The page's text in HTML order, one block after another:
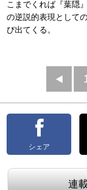
こまでくれば『葉隠
の逆説的表現として
び出てくる。
へ
シェア
連